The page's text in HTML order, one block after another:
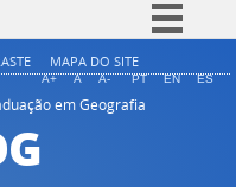
Simplifique!
Comunica BR
Acesso à informação
MAPA DO SITE
A+ A A- PT EN ES
em Geografia